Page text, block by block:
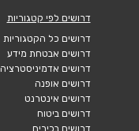
דרושים לפי קטגוריות
דרושים כל הקטגוריות
דרושים אבטחת מידע
דרושים אדמיניסטרציה
דרושים אופנה
דרושים אינטרנט
דרושים ביטוח
דרושים בכירים